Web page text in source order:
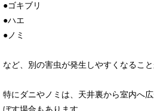
●ゴキブリ
●ハエ
●ノミ
など、別の害虫が発生しやすくなること
特にダニやノミは、天井裏から室内へ